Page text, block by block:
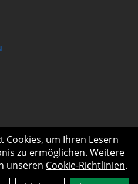
um Ihren Lesern
zu ermöglichen. Weitere
unseren Cookie-Richtlinien.